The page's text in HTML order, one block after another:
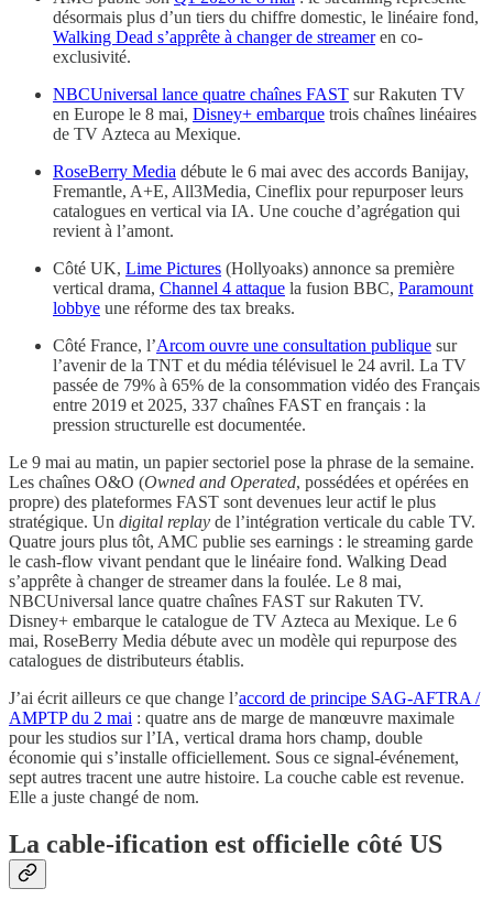
désormais plus d’un tiers du chiffre domestic, le linéaire fond,
Walking Dead s’apprête à changer de streameren co-
exclusivité.
NBCUniversal lance quatre chaînes FAST sur Rakuten TV
en Europe le 8 mai, Disney+ embarque trois chaînes linéaires
de TV Azteca au Mexique.
RoseBerry Media débute le 6 mai avec des accords Banijay,
Fremantle, A+E, All3Media, Cineflix pour repurposer leurs
catalogues en vertical via IA. Une couche d’agrégation qui
revient à l’amont.
Côté UK, Lime Pictures (Hollyoaks) annonce sa première
vertical drama, Channel 4 attaque la fusion BBC, Paramount
lobbye une réforme des tax breaks.
Côté France, l’Arcom ouvre une consultation publique sur
l’avenir de la TNT et du média télévisuel le 24 avril. La TV
passée de 79% à 65% de la consommation vidéo des Français
entre 2019 et 2025, 337 chaînes FAST en français : la
pression structurelle est documentée.
Le 9 mai au matin, un papier sectoriel pose la phrase de la semaine.
Les chaînes O&O (Owned and Operated, possédées et opérées en
propre) des plateformes FAST sont devenues leur actif le plus
stratégique. Un digital replay de l’intégration verticale du cable TV.
Quatre jours plus tôt, AMC publie ses earnings : le streaming garde
le cash-flow vivant pendant que le linéaire fond. Walking Dead
s’apprête à changer de streamer dans la foulée. Le 8 mai,
NBCUniversal lance quatre chaînes FAST sur Rakuten TV.
Disney+ embarque le catalogue de TV Azteca au Mexique. Le 6
mai, RoseBerry Media débute avec un modèle qui repurpose des
catalogues de distributeurs établis.
J’ai écrit ailleurs ce que change l’accord de principe SAG-AFTRA /
AMPTP du 2 mai : quatre ans de marge de manœuvre maximale
pour les studios sur l’IA, vertical drama hors champ, double
économie qui s’installe officiellement. Sous ce signal-événement,
sept autres tracent une autre histoire. La couche cable est revenue.
Elle a juste changé de nom.
La cable-ification est officielle côté US